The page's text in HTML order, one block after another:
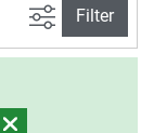
Avanceret
Filter